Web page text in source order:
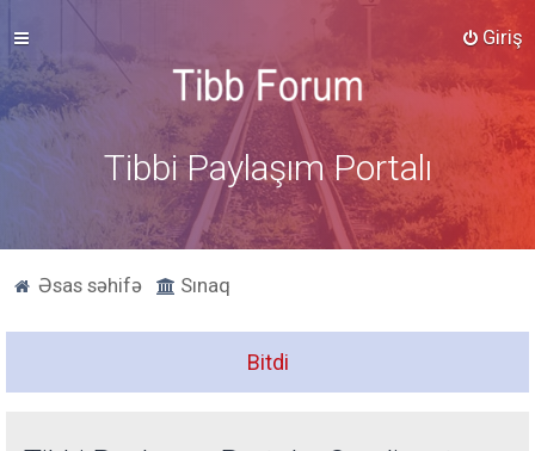
Giriş
Tibbi Paylaşım Portalı
Əsas səhifə Sınaq
Bitdi